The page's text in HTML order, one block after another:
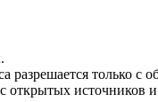
только с
источников